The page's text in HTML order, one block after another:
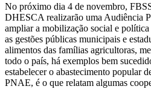
No próximo dia 4 de novembro,
DHESCA realizarão uma Audiência
ampliar a mobilização social e política
as gestões públicas municipais e
alimentos das famílias agricultoras,
todo o país, há exemplos bem
estabelecer o abastecimento popular
PNAE, é o que relatam algumas